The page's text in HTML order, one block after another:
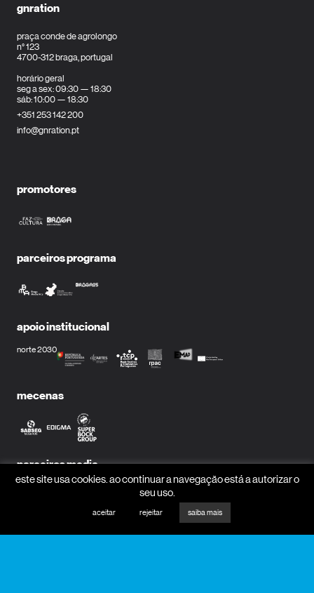
gnration
praça conde de agrolongo
n° 123
4700-312 braga, portugal
horário geral
seg a sex: 09:30 — 18:30
sáb: 10:00 — 18:30
+351 253 142 200
info@gnration.pt
promotores
parceiros programa
apoio institucional
norte 2030
mecenas
parceiros media
este site usa cookies. ao continuar a navegação está a autorizar o
seu uso.
aceitar rejeitar saiba mais